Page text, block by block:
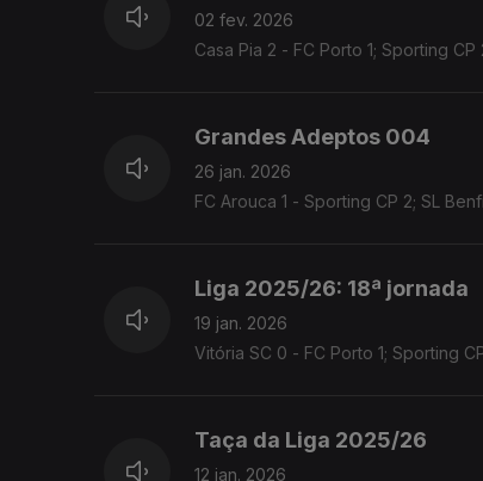
02 fev. 2026
Casa Pia 2 - FC Porto 1; Sporting
Grandes Adeptos 004
26 jan. 2026
FC Arouca 1 - Sporting CP 2; SL
Liga 2025/26: 18ª jornada
19 jan. 2026
Vitória SC 0 - FC Porto 1; Sporting
Taça da Liga 2025/26
12 jan. 2026